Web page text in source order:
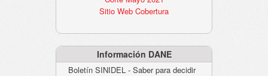
Sitio Web Cobertura
Información DANE
Boletín SINIDEL - Saber para decidir